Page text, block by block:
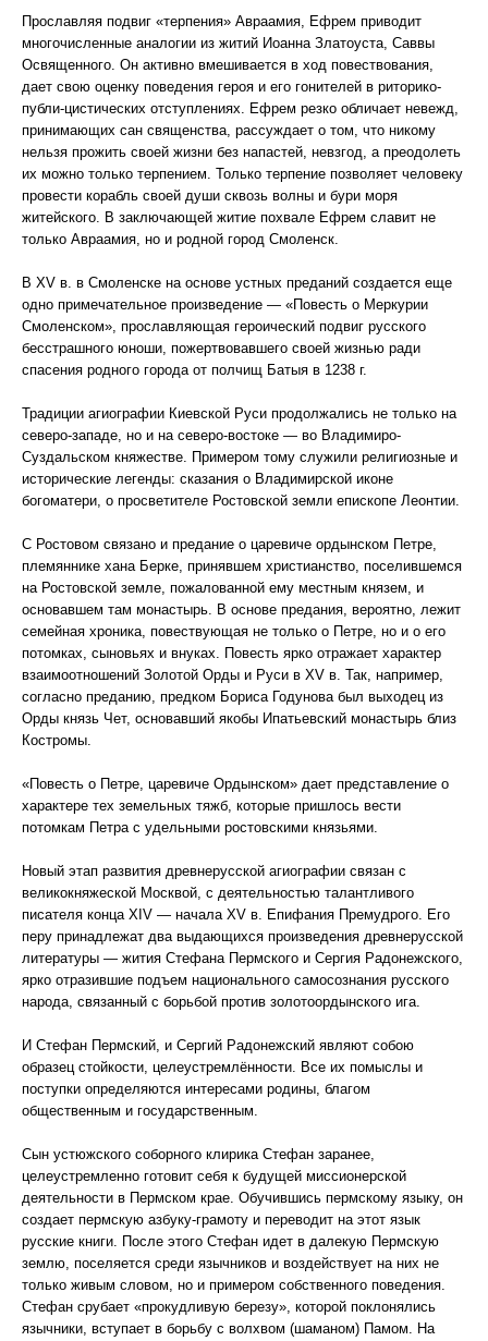
Прославляя подвиг «терпения» Авраамия, Ефрем приводит
многочисленные аналогии из житий Иоанна Златоуста, Саввы
Освященного. Он активно вмешивается в ход повествования,
дает свою оценку поведения героя и его гонителей в риторико-
публи-цистических отступлениях. Ефрем резко обличает невежд,
принимающих сан священства, рассуждает о том, что никому
нельзя прожить своей жизни без напастей, невзгод, а преодолеть
их можно только терпением. Только терпение позволяет человеку
провести корабль своей души сквозь волны и бури моря
житейского. В заключающей житие похвале Ефрем славит не
только Авраамия, но и родной город Смоленск.
В XV в. в Смоленске на основе устных преданий создается еще
одно примечательное произведение — «Повесть о Меркурии
Смоленском», прославляющая героический подвиг русского
бесстрашного юноши, пожертвовавшего своей жизнью ради
спасения родного города от полчищ Батыя в 1238 г.
Традиции агиографии Киевской Руси продолжались не только на
северо-западе, но и на северо-востоке — во Владимиро-
Суздальском княжестве. Примером тому служили религиозные и
исторические легенды: сказания о Владимирской иконе
богоматери, о просветителе Ростовской земли епископе Леонтии.
С Ростовом связано и предание о царевиче ордынском Петре,
племяннике хана Берке, принявшем христианство, поселившемся
на Ростовской земле, пожалованной ему местным князем, и
основавшем там монастырь. В основе предания, вероятно, лежит
семейная хроника, повествующая не только о Петре, но и о его
потомках, сыновьях и внуках. Повесть ярко отражает характер
взаимоотношений Золотой Орды и Руси в XV в. Так, например,
согласно преданию, предком Бориса Годунова был выходец из
Орды князь Чет, основавший якобы Ипатьевский монастырь близ
Костромы.
«Повесть о Петре, царевиче Ордынском» дает представление о
характере тех земельных тяжб, которые пришлось вести
потомкам Петра с удельными ростовскими князьями.
Новый этап развития древнерусской агиографии связан с
великокняжеской Москвой, с деятельностью талантливого
писателя конца XIV — начала XV в. Епифания Премудрого. Его
перу принадлежат два выдающихся произведения древнерусской
литературы — жития Стефана Пермского и Сергия Радонежского,
ярко отразившие подъем национального самосознания русского
народа, связанный с борьбой против золотоордынского ига.
И Стефан Пермский, и Сергий Радонежский являют собою
образец стойкости, целеустремлённости. Все их помыслы и
поступки определяются интересами родины, благом
общественным и государственным.
Сын устюжского соборного клирика Стефан заранее,
целеустремленно готовит себя к будущей миссионерской
деятельности в Пермском крае. Обучившись пермскому языку, он
создает пермскую азбуку-грамоту и переводит на этот язык
русские книги. После этого Стефан идет в далекую Пермскую
землю, поселяется среди язычников и воздействует на них не
только живым словом, но и примером собственного поведения.
Стефан срубает «прокудливую березу», которой поклонялись
язычники, вступает в борьбу с волхвом (шаманом) Памом. На